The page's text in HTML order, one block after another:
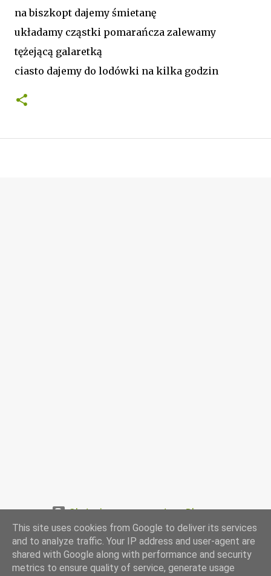
na biszkopt dajemy śmietanę
układamy cząstki pomarańcza zalewamy
tężejącą galaretką
ciasto dajemy do lodówki na kilka godzin
Obsługiwane przez usługę Blogger
www.przepismamy.pl
This site uses cookies from Google to deliver its services
and to analyze traffic. Your IP address and user-agent are
shared with Google along with performance and security
metrics to ensure quality of service, generate usage